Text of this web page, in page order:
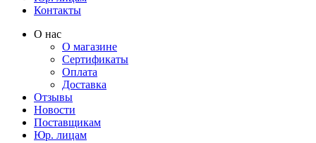
Контакты
О нас
О магазине
Сертификаты
Оплата
Доставка
Отзывы
Новости
Поставщикам
Юр. лицам